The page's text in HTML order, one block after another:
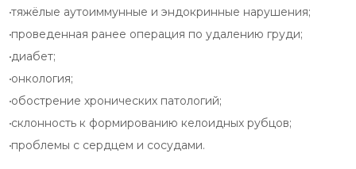
тяжёлые аутоиммунные и эндокринные нарушения;
проведенная ранее операция по удалению груди;
диабет;
онкология;
обострение хронических патологий;
склонность к формированию келоидных рубцов;
проблемы с сердцем и сосудами.